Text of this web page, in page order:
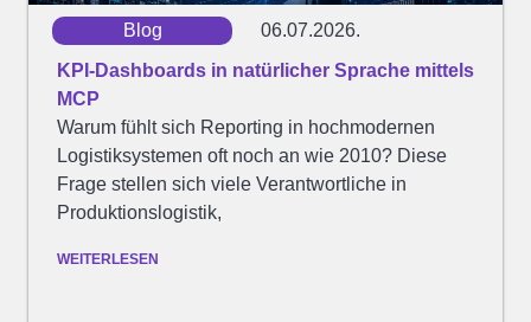
Blog
06.07.2026.
KPI-Dashboards in natürlicher Sprache mittels
MCP
Warum fühlt sich Reporting in hochmodernen
Logistiksystemen oft noch an wie 2010? Diese
Frage stellen sich viele Verantwortliche in
Produktionslogistik,
WEITERLESEN